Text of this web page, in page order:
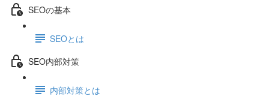
SEOの基本
SEOとは
SEO内部対策
内部対策とは